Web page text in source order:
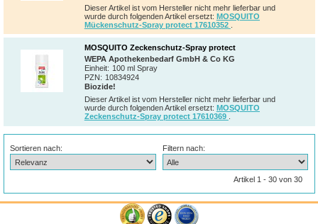
Dieser Artikel ist vom Hersteller nicht mehr lieferbar und
wurde durch folgenden Artikel ersetzt: MOSQUITO
Mückenschutz-Spray protect 17610352
MOSQUITO Zeckenschutz-Spray protect
WEPA Apothekenbedarf GmbH & Co KG
Einheit: 100 ml Spray
PZN: 10834924
Biozide!
Dieser Artikel ist vom Hersteller nicht mehr lieferbar und
wurde durch folgenden Artikel ersetzt: MOSQUITO
Zeckenschutz-Spray protect 17610369 .
Sortieren nach: Filtern nach:
Artikel 1 - 30 von 30